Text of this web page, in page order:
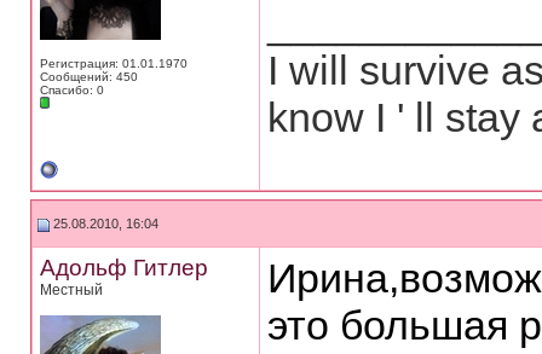
Регистрация: 01.01.1970
Сообщений: 450
Спасибо: 0
I will survive
know I ' ll stay
25.08.2010, 16:04
Адольф Гитлер
Местный
это большая